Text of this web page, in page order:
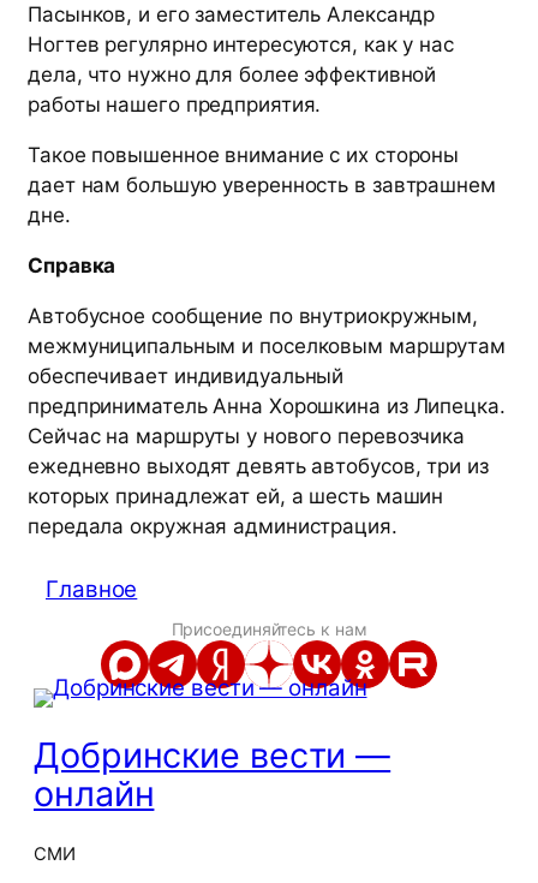
Пасынков, и его заместитель Александр
Ногтев регулярно интересуются, как у нас
дела, что нужно для более эффективной
работы нашего предприятия.
Такое повышенное внимание с их стороны
дает нам большую уверенность в завтрашнем
дне.
Справка
Автобусное сообщение по внутриокружным,
межмуниципальным и поселковым маршрутам
обеспечивает индивидуальный
предприниматель Анна Хорошкина из Липецка.
Сейчас на маршруты у нового перевозчика
ежедневно выходят девять автобусов, три из
которых принадлежат ей, а шесть машин
передала окружная администрация.
Главное
Присоединяйтесь к нам
Добринские вести —
онлайн
СМИ